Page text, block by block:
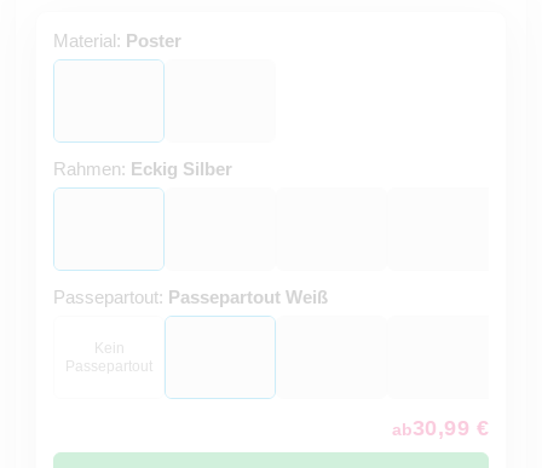
Material: Poster
Rahmen: Eckig Silber
Passepartout: Passepartout Weiß
Kein
Passepartout
ab30,99 €